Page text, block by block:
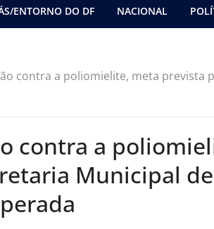
ENTORNO DO DF NACIONAL
contra a poliomielite, meta
contra a
Municipal de